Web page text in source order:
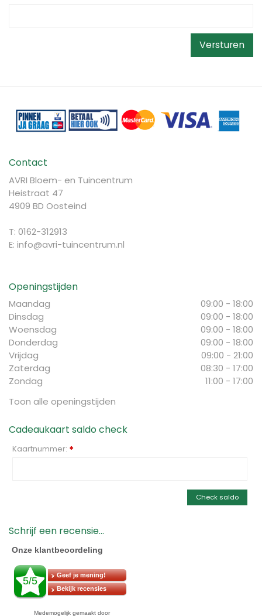
Contact
AVRI Bloem- en Tuincentrum
Heistraat 47
4909 BD Oosteind
T: 0162-312913
E: info@avri-tuincentrum.nl
Openingstijden
Maandag
09:00 - 18:00
Dinsdag
09:00 - 18:00
Woensdag
09:00 - 18:00
Donderdag
09:00 - 18:00
Vrijdag
09:00 - 21:00
Zaterdag
08:30 - 17:00
Zondag
11:00 - 17:00
Toon alle openingstijden
Cadeaukaart saldo check
Kaartnummer: *
Check saldo
Schrijf een recensie...